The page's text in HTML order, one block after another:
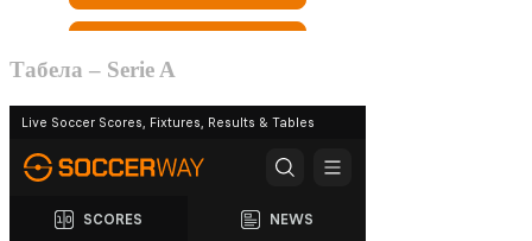
Табела – Serie A